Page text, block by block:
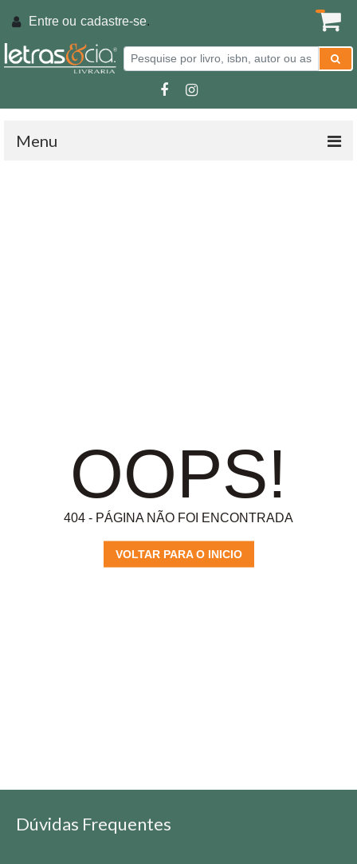
Entre ou cadastre-se.
Menu
OOPS!
404 - PÁGINA NÃO FOI ENCONTRADA
VOLTAR PARA O INICIO
Dúvidas Frequentes